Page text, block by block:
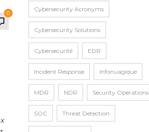
0
Cybersecurity Acronyms
Cybersecurity Solutions
Cybersecurité EDR
Incident Response Infonuagique
MDR NDR Security Operations
SOC Threat Detection